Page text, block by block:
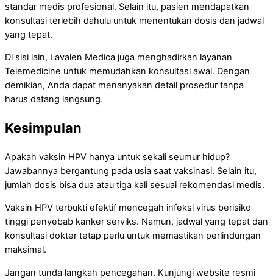
standar medis profesional. Selain itu, pasien mendapatkan
konsultasi terlebih dahulu untuk menentukan dosis dan jadwal
yang tepat.
Di sisi lain, Lavalen Medica juga menghadirkan layanan
Telemedicine untuk memudahkan konsultasi awal. Dengan
demikian, Anda dapat menanyakan detail prosedur tanpa
harus datang langsung.
Kesimpulan
Apakah vaksin HPV hanya untuk sekali seumur hidup?
Jawabannya bergantung pada usia saat vaksinasi. Selain itu,
jumlah dosis bisa dua atau tiga kali sesuai rekomendasi medis.
Vaksin HPV terbukti efektif mencegah infeksi virus berisiko
tinggi penyebab kanker serviks. Namun, jadwal yang tepat dan
konsultasi dokter tetap perlu untuk memastikan perlindungan
maksimal.
Jangan tunda langkah pencegahan. Kunjungi website resmi